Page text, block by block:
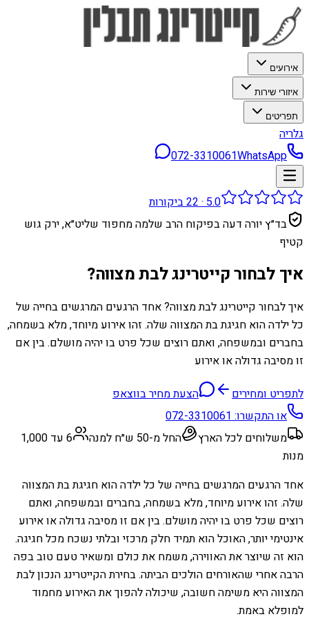
אירועים
איזורי שירות
תפריטים
גלריה
072-3310061WhatsApp
5.0
·
22ביקורות
בד״ץ יורה דעה בפיקוח הרב שלמה מחפוד שליט״א, ירק גוש
קטיף
איך לבחור קייטרינג לבת מצווה?
איך לבחור קייטרינג לבת מצווה? אחד הרגעים המרגשים בחייה של
כל ילדה הוא חגיגת בת המצווה שלה. זהו אירוע מיוחד, מלא בשמחה,
בחברים ובמשפחה, ואתם רוצים שכל פרט בו יהיה מושלם. בין אם
זו מסיבה גדולה או אירוע
לתפריט ומחירים
הצעת מחיר בווצאפ
או התקשרו:072-3310061
משלוחים לכל הארץ
החל מ-50 ש״ח למנה
6 עד 1,000
מנות
אחד הרגעים המרגשים בחייה של כל ילדה הוא חגיגת בת המצווה
שלה. זהו אירוע מיוחד, מלא בשמחה, בחברים ובמשפחה, ואתם
רוצים שכל פרט בו יהיה מושלם. בין אם זו מסיבה גדולה או אירוע
אינטימי יותר, האוכל הוא תמיד חלק מרכזי ובלתי נשכח מכל חגיגה.
הוא זה שיוצר את האווירה, משמח את כולם ומשאיר טעם טוב בפה
הרבה אחרי שהאורחים הולכים הביתה. בחירת הקייטרינג הנכון לבת
המצווה היא משימה חשובה, שיכולה להפוך את האירוע מחמוד
למופלא באמת.